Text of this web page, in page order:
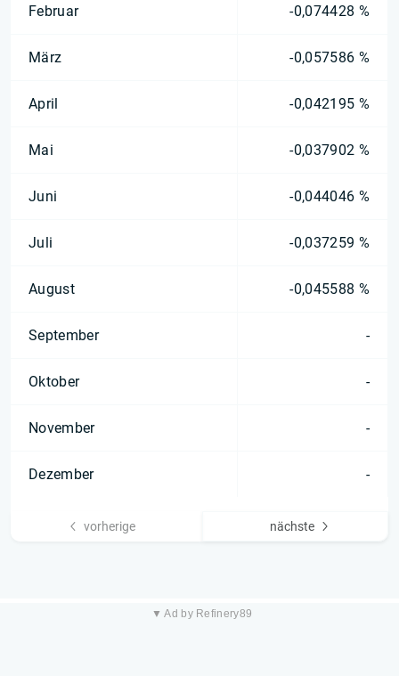
Februar -0,074428 %
März -0,057586 %
April -0,042195 %
Mai -0,037902 %
Juni -0,044046 %
Juli -0,037259 %
August -0,045588 %
September -
Oktober -
November -
Dezember -
vorherige nächste
▼ Ad by Refinery89